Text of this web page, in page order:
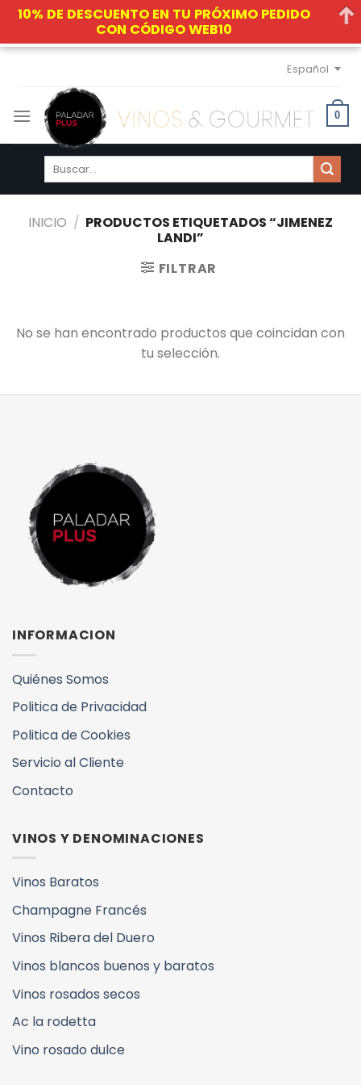
content
Español
0
Buscar
INICIO / PRODUCTOS ETIQUETADOS “JIMENEZ
LANDI”
FILTRAR
No se han encontrado productos que coincidan con
tu selección.
INFORMACION
Quiénes Somos
Politica de Privacidad
Politica de Cookies
Servicio al Cliente
Contacto
VINOS Y DENOMINACIONES
Vinos Baratos
Champagne Francés
Vinos Ribera del Duero
Vinos blancos buenos y baratos
Vinos rosados secos
Ac la rodetta
Vino rosado dulce
10% DE DESCUENTO EN TU PRÓXIMO PEDIDO
CON CÓDIGO WEB10